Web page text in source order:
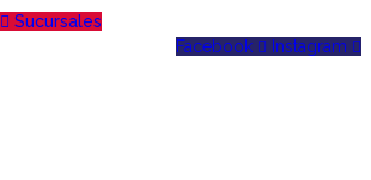
Sucursales
Facebook
Instagram